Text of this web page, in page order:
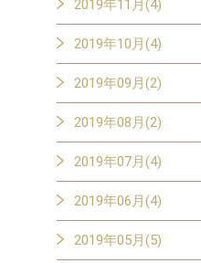
2019年11月(4)
2019年10月(4)
2019年09月(2)
2019年08月(2)
2019年07月(4)
2019年06月(4)
2019年05月(5)